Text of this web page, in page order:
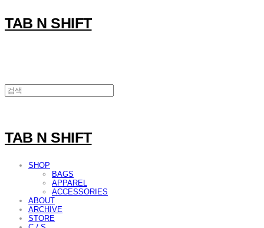
TAB N SHIFT
TAB N SHIFT
SHOP
BAGS
APPAREL
ACCESSORIES
ABOUT
ARCHIVE
STORE